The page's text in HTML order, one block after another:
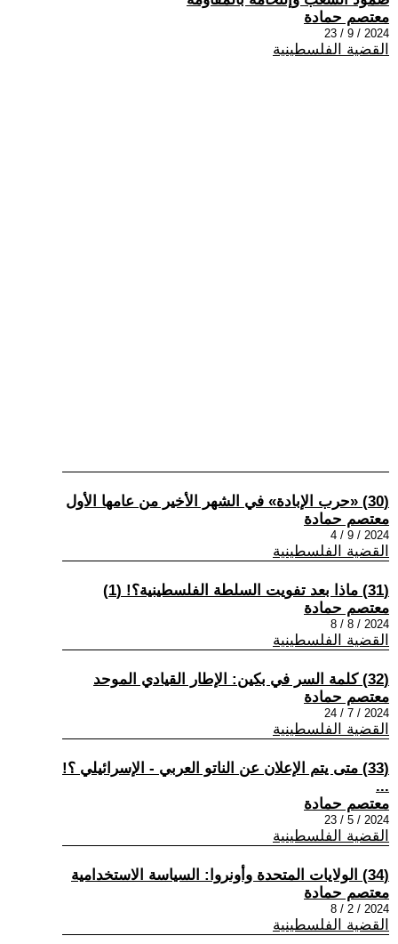
معتصم حمادة
2024 / 9 / 23
القضية الفلسطينية
(30) «حرب الإبادة» في الشهر الأخير من عامها الأول
معتصم حمادة
2024 / 9 / 4
القضية الفلسطينية
(31) ماذا بعد تفويت السلطة الفلسطينية؟! (1)
معتصم حمادة
2024 / 8 / 8
القضية الفلسطينية
(32) كلمة السر في بكين: الإطار القيادي الموحد
معتصم حمادة
2024 / 7 / 24
القضية الفلسطينية
(33) متى يتم الإعلان عن الناتو العربي - الإسرائيلي ؟!
...
معتصم حمادة
2024 / 5 / 23
القضية الفلسطينية
(34) الولايات المتحدة وأونروا: السياسة الاستخدامية
معتصم حمادة
2024 / 2 / 8
القضية الفلسطينية